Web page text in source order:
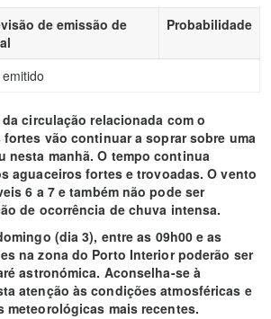
de emissão de
Probabilidade
circulação relacionada com o
vão continuar a soprar sobre uma
nesta manhã. O tempo continua
aguaceiros fortes e trovoadas. O vento
6 a 7 e também não pode ser
de ocorrência de chuva intensa.
(dia 3), entre as 09h00 e as
na zona do Porto Interior poderão ser
astronómica. Aconselha-se à
atenção às condições atmosféricas e
meteorológicas mais recentes.